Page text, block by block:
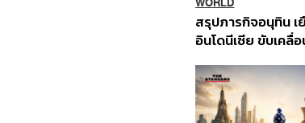
WORLD
สรุปภารกิจอนุทิน เ
อินโดนีเซีย ขับเคลื่
ส่วนยุทธศาสตร์ไท
อินโดนีเซีย